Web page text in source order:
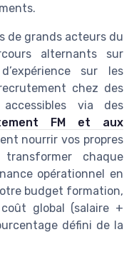
de grands acteurs du
alternants sur
sur les
chez des
via des
FM et aux
nourrir vos propres
chaque
opérationnel en
budget formation,
global (salaire +
défini de la